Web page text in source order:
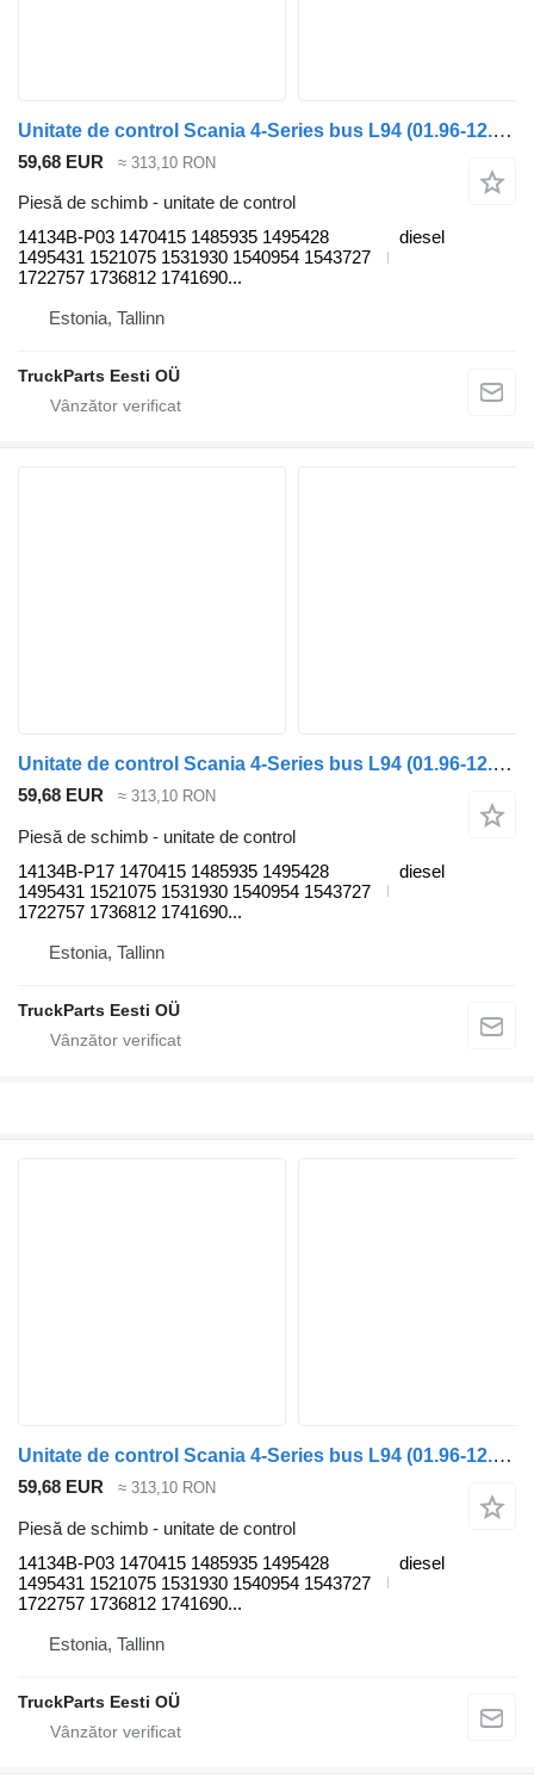
Unitate de control Scania 4-Series bus L94 (01.96-12.06) 14134B-P03 pentru cap tractor Scania 4-series bus (1995-2006)
59,68 EUR ≈ 313,10 RON
Piesă de schimb - unitate de control
14134B-P03 1470415 1485935 1495428
1495431 1521075 1531930 1540954 1543727
1722757 1736812 1741690...
diesel
Estonia, Tallinn
TruckParts Eesti OÜ
Unitate de control Scania 4-Series bus L94 (01.96-12.06) 14134B-P17 pentru cap tractor Scania 4-series bus (1995-2006)
59,68 EUR ≈ 313,10 RON
Piesă de schimb - unitate de control
14134B-P17 1470415 1485935 1495428
1495431 1521075 1531930 1540954 1543727
1722757 1736812 1741690...
diesel
Estonia, Tallinn
TruckParts Eesti OÜ
Unitate de control Scania 4-Series bus L94 (01.96-12.06) 14134B-P03 pentru cap tractor Scania 4-series bus (1995-2006)
59,68 EUR ≈ 313,10 RON
Piesă de schimb - unitate de control
14134B-P03 1470415 1485935 1495428
1495431 1521075 1531930 1540954 1543727
1722757 1736812 1741690...
diesel
Estonia, Tallinn
TruckParts Eesti OÜ